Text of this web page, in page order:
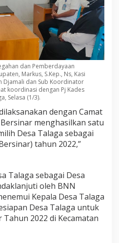
dan Pemberdayaan
Markus, S.Kep., Ns, Kasi
Djamali dan Sub Koordinator
koordinasi dengan Pj Kades
Selasa (1/3).
dengan Camat
menghasilkan satu
Desa Talaga sebagai
tahun 2022,”
Talaga sebagai Desa
oleh BNN
Kepala Desa Talaga
Desa Talaga untuk
2022 di Kecamatan